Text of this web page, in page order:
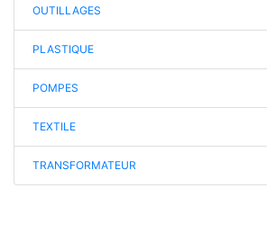
OUTILLAGES
PLASTIQUE
POMPES
TEXTILE
TRANSFORMATEUR